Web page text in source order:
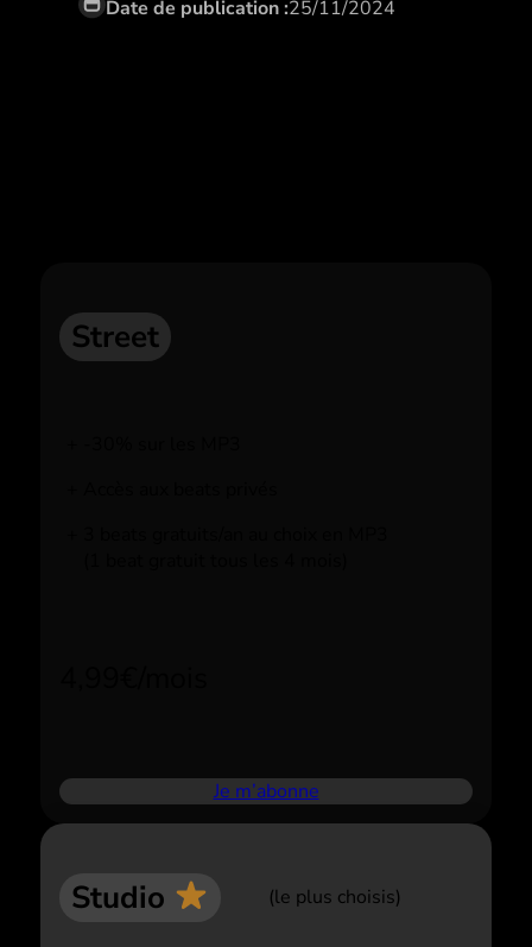
Date de publication :25/11/2024
Street
Je m’abonne
Studio (le plus choisis)